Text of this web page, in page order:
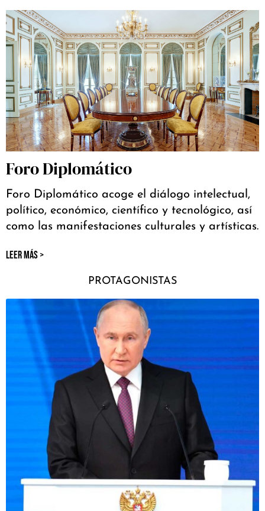
Foro Diplomático
Foro Diplomático acoge el diálogo intelectual,
político, económico, científico y tecnológico, así
como las manifestaciones culturales y artísticas.
LEER MÁS >
PROTAGONISTAS